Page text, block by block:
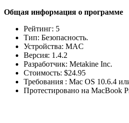
Общая информация о программе
Рейтинг: 5
Тип: Безопасность.
Устройства: MAC
Версия: 1.4.2
Разработчик: Metakine Inc.
Стоимость: $24.95
Требования : Mac OS 10.6.4
Протестировано на MacBook